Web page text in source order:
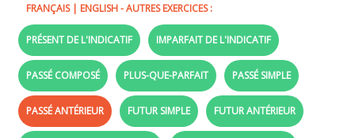
FRANÇAIS| ENGLISH- AUTRES EXERCICES :
PRÉSENT DE L'INDICATIF IMPARFAIT DE L'INDICATIF
PASSÉ COMPOSÉ PLUS-QUE-PARFAIT PASSÉ SIMPLE
PASSÉ ANTÉRIEUR FUTUR SIMPLE FUTUR ANTÉRIEUR